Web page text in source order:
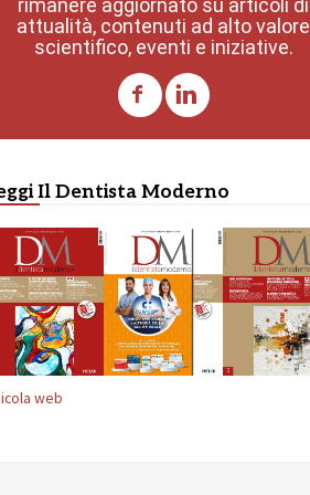
rimanere aggiornato su articoli di
attualità, contenuti ad alto valore
scientifico, eventi e iniziative.
Il Dentista Moderno
web